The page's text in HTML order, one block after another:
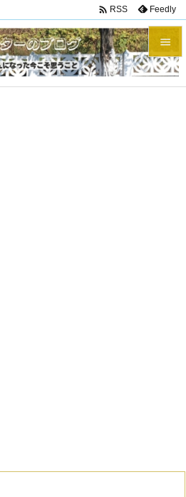


メニュ
 RSS Feedly